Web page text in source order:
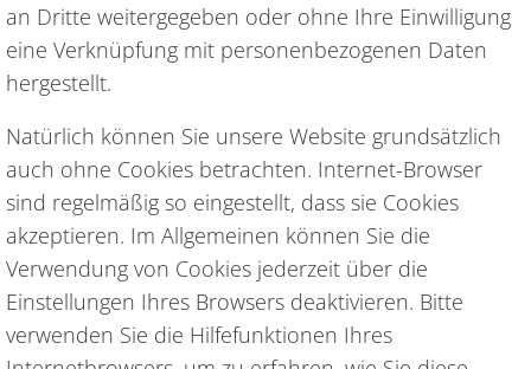
an Dritte weitergegeben oder ohne Ihre Einwilligung
eine Verknüpfung mit personenbezogenen Daten
hergestellt.
Natürlich können Sie unsere Website grundsätzlich
auch ohne Cookies betrachten. Internet-Browser
sind regelmäßig so eingestellt, dass sie Cookies
akzeptieren. Im Allgemeinen können Sie die
Verwendung von Cookies jederzeit über die
Einstellungen Ihres Browsers deaktivieren. Bitte
verwenden Sie die Hilfefunktionen Ihres